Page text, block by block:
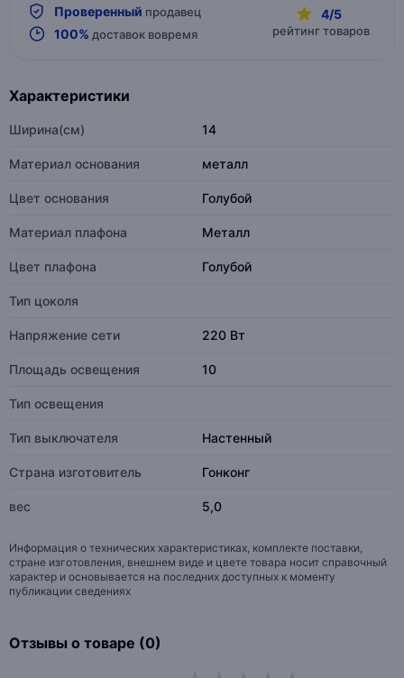
Проверенный продавец
100% доставок вовремя
4/5
рейтинг товаров
Характеристики
Ширина(см) 14
Материал основания металл
Цвет основания Голубой
Материал плафона Металл
Цвет плафона Голубой
Тип цоколя
Напряжение сети 220 Вт
Площадь освещения 10
Тип освещения
Тип выключателя Настенный
Страна изготовитель Гонконг
вес 5,0
Информация о технических характеристиках, комплекте поставки,
стране изготовления, внешнем виде и цвете товара носит справочный
характер и основывается на последних доступных к моменту
публикации сведениях
Отзывы о товаре (0)